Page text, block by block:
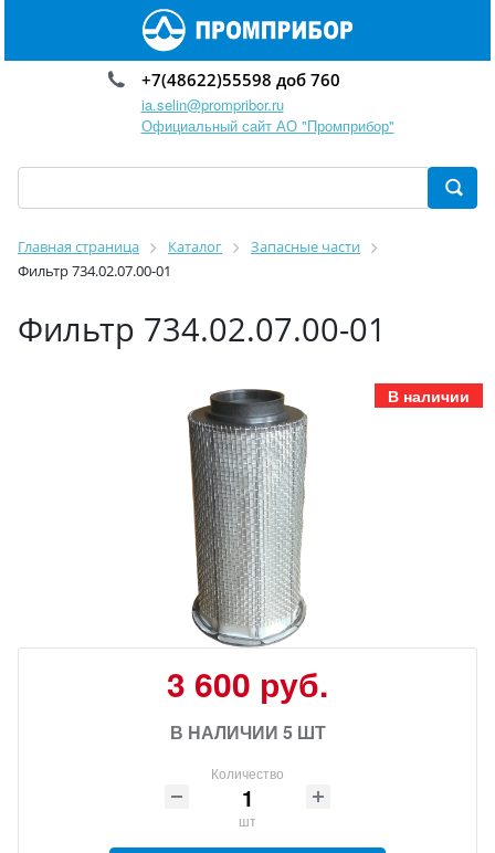
+7(48622)55598 доб 760
ia.selin@prompribor.ru
Официальный сайт АО "Промприбор"
Главная страница Каталог
Запасные части
Фильтр 734.02.07.00-01
Фильтр 734.02.07.00-01
В наличии
3 600 руб.
В НАЛИЧИИ 5 ШТ
Количество
шт